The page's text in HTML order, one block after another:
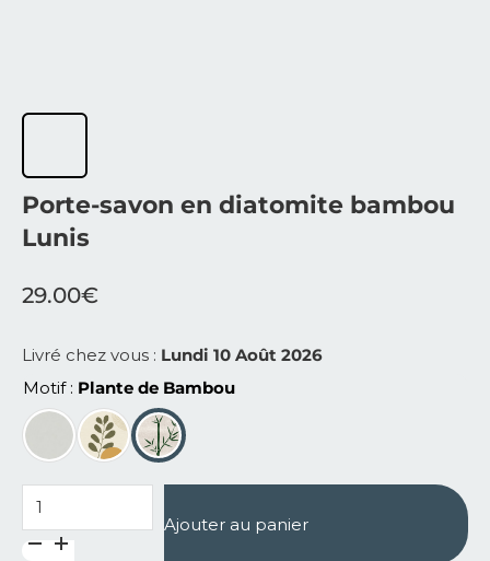
Porte-savon en diatomite bambou
Lunis
29.00€
Livré chez vous : Lundi 10 Août 2026
Motif
Plante de Bambou
quantité de Porte-savon en diatomite bambou Lunis
Ajouter au panier